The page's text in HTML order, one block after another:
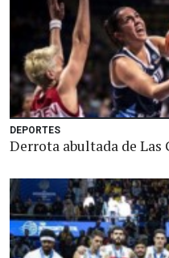
DEPORTES
Derrota abultada de